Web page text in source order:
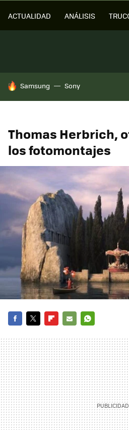
ACTUALIDAD ANÁLISIS
HOY SE HABLA DE
Samsung Sony
Thomas Herbrich,
los fotomontajes
MAIL